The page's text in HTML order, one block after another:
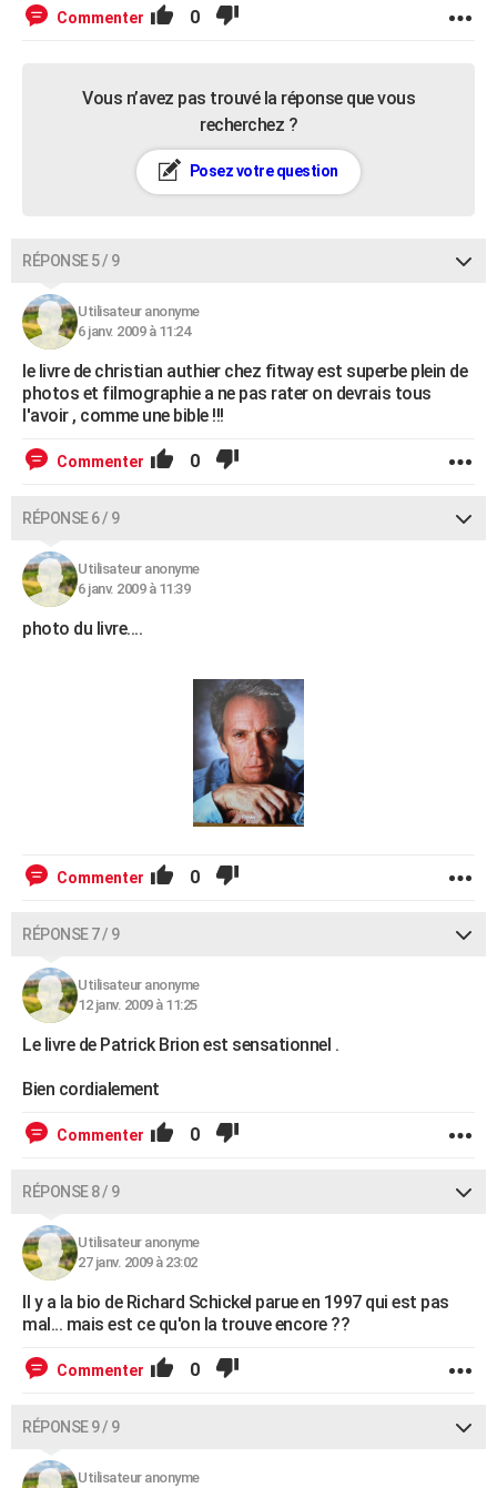
Commenter 0
Vous n’avez pas trouvé la réponse que vous
recherchez ?
Posez votre question
RÉPONSE 5 / 9
Utilisateur anonyme
6 janv. 2009 à 11:24
le livre de christian authier chez fitway est superbe plein de
photos et filmographie a ne pas rater on devrais tous
l'avoir , comme une bible !!!
Commenter 0
RÉPONSE 6 / 9
Utilisateur anonyme
6 janv. 2009 à 11:39
photo du livre....
Commenter 0
RÉPONSE 7 / 9
Utilisateur anonyme
12 janv. 2009 à 11:25
Le livre de Patrick Brion est sensationnel .
Bien cordialement
Commenter 0
RÉPONSE 8 / 9
Utilisateur anonyme
27 janv. 2009 à 23:02
Il y a la bio de Richard Schickel parue en 1997 qui est pas
mal... mais est ce qu'on la trouve encore ??
Commenter 0
RÉPONSE 9 / 9
Utilisateur anonyme